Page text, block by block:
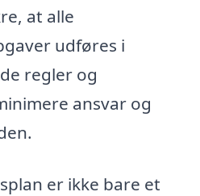
at alle
udføres i
regler og
ansvar og
er ikke bare et